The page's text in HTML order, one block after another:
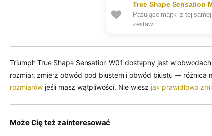
True Shape Sensation
Pasujące majtki z tej
zestaw
Triumph True Shape Sensation W01 dostępny jest w
rozmiar, zmierz obwód pod biustem i obwód biustu — różnica
rozmiarów jeśli masz wątpliwości. Nie wiesz jak prawidłowo
Może Cię też zainteresować